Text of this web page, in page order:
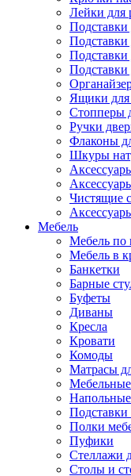
Лейки для
Подставки
Подставки
Подставки
Ящики для
Стопперы
Ручки
Флаконы
Шкуры
Чистящие
Мебель
Мебель по
Мебель в
Банкетки
Барные
Буфеты
Диваны
Кресла
Кровати
Комоды
Матрасы
Полки
Пуфики
Стеллажи
Столы и